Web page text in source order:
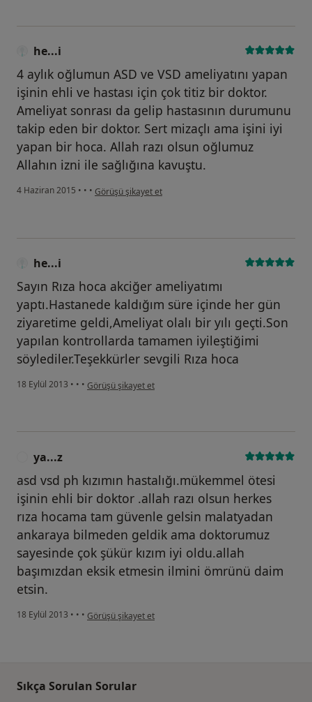
he...i
4 aylık oğlumun ASD ve VSD ameliyatını yapan
işinin ehli ve hastası için çok titiz bir doktor.
Ameliyat sonrası da gelip hastasının durumunu
takip eden bir doktor. Sert mizaçlı ama işini iyi
yapan bir hoca. Allah razı olsun oğlumuz
Allahın izni ile sağlığına kavuştu.
4 Haziran 2015 • • • kullanıcının görüşüne göre he...i
Görüşü şikayet et
he...i
Sayın Rıza hoca akciğer ameliyatımı
yaptı.Hastanede kaldığım süre içinde her gün
ziyaretime geldi,Ameliyat olalı bir yılı geçti.Son
yapılan kontrollarda tamamen iyileştiğimi
söylediler.Teşekkürler sevgili Rıza hoca
18 Eylül 2013 • • • kullanıcının görüşüne göre he...i
Görüşü şikayet et
ya...z
asd vsd ph kızımın hastalığı.mükemmel ötesi
işinin ehli bir doktor .allah razı olsun herkes
rıza hocama tam güvenle gelsin malatyadan
ankaraya bilmeden geldik ama doktorumuz
sayesinde çok şükür kızım iyi oldu.allah
başımızdan eksik etmesin ilmini ömrünü daim
etsin.
18 Eylül 2013 • • • kullanıcının görüşüne göre ya...z
Görüşü şikayet et
Sıkça Sorulan Sorular